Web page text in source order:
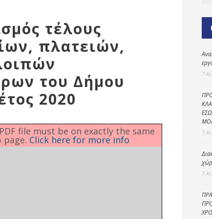
τέλους
πλατειών,
του Δήμου
2020
file must be on exactly the same
page. Click here for more info
7
7
7